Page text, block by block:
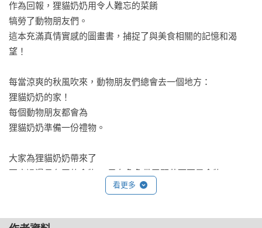
作為回報，狸貓奶奶用令人難忘的菜餚
犒勞了動物朋友們。
這本充滿真情實感的圖畫書，捕捉了與美食相關的記憶和渴
望！
每當涼爽的秋風吹來，動物朋友們總會去一個地方：
狸貓奶奶的家！
每個動物朋友都會為
狸貓奶奶準備一份禮物。
大家為狸貓奶奶帶來了
要度過漫長冬天的食物， 只有兔兔帶了野花而不是食物……
兔兔覺得禮物毫無用處，因而感到灰心喪氣。
餚。
看更多